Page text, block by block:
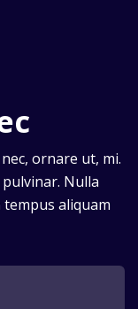
ornare ut, mi.
Nulla
aliquam